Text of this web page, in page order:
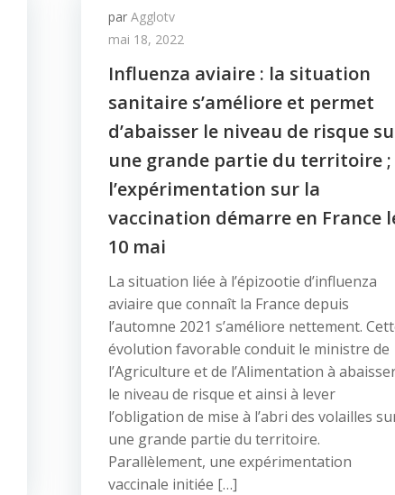
par Agglotv
mai 18, 2022
Influenza aviaire : la situation
sanitaire s’améliore et permet
d’abaisser le niveau de risque
une grande partie du territoire ;
l’expérimentation sur la
vaccination démarre en France
10 mai
La situation liée à l’épizootie d’influenza
aviaire que connaît la France depuis
l’automne 2021 s’améliore nettement.
évolution favorable conduit le ministre de
l’Agriculture et de l’Alimentation à
le niveau de risque et ainsi à lever
l’obligation de mise à l’abri des volailles
une grande partie du territoire.
Parallèlement, une expérimentation
vaccinale initiée […]